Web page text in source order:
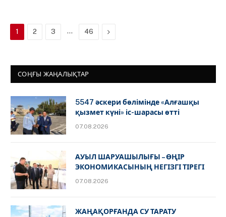
1 2 3 … 46 Next
СОҢҒЫ ЖАҢАЛЫҚТАР
5547 әскери бөлімінде «Алғашқы
қызмет күні» іс-шарасы өтті
07.08.2026
АУЫЛ ШАРУАШЫЛЫҒЫ – ӨҢІР
ЭКОНОМИКАСЫНЫҢ НЕГІЗГІ ТІРЕГІ
07.08.2026
ЖАҢАҚОРҒАНДА СУ ТАРАТУ